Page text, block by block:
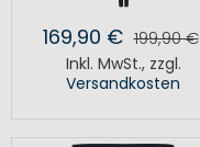
169,90 € 199,90 €
Inkl. MwSt., zzgl.
Versandkosten